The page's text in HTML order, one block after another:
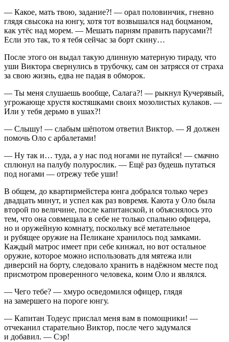
— Какое, мать твою, задание?! — орал половинчик, гневно
глядя свысока на юнгу, хотя тот возвышался над боцманом,
как утёс над морем. — Мешать парням править парусами?!
Если это так, то я тебя сейчас за борт скину…
После этого он выдал такую длинную матерную тираду, что
уши Виктора свернулись в трубочку, сам он затрясся от страха
за свою жизнь, едва не падая в обморок.
— Ты меня слушаешь вообще, Салага?! — рыкнул Кучерявый,
угрожающе хрустя костяшками своих мозолистых кулаков. —
Или у тебя дерьмо в ушах?!
— Слышу! — слабым шёпотом ответил Виктор. — Я должен
помочь Оло с арбалетами!
— Ну так и… туда, а у нас под ногами не путайся! — смачно
сплюнул на палубу полурослик. — Ещё раз будешь путаться
под ногами — отрежу тебе уши!
В общем, до квартирмейстера юнга добрался только через
двадцать минут, и успел как раз вовремя. Каюта у Оло была
второй по величине, после капитанской, и объяснялось это
тем, что она совмещала в себе не только спальню офицера,
но и оружейную комнату, поскольку всё метательное
и рубящее оружие на Пеликане хранилось под замками.
Каждый матрос имеет при себе кинжал, но вот остальное
оружие, которое можно использовать для мятежа или
диверсий на борту, следовало хранить в надёжном месте под
присмотром проверенного человека, коим Оло и являлся.
— Чего тебе? — хмуро осведомился офицер, глядя
на замершего на пороге юнгу.
— Капитан Тодеус прислал меня вам в помощники! —
отчеканил старательно Виктор, после чего задумался
и добавил. — Сэр!